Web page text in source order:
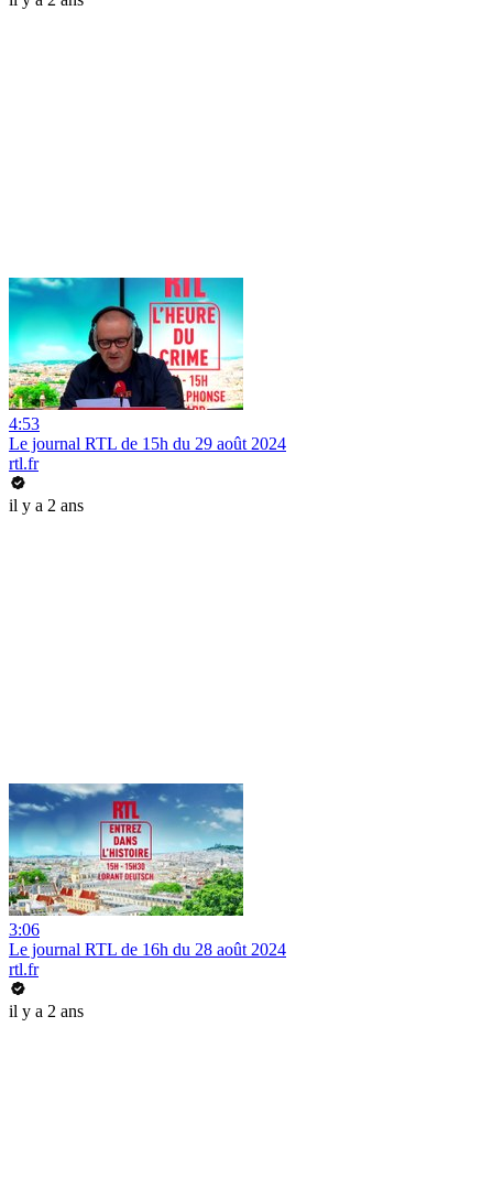
4:53
Le journal RTL de 15h du 29 août 2024
rtl.fr
il y a 2 ans
3:06
Le journal RTL de 16h du 28 août 2024
rtl.fr
il y a 2 ans